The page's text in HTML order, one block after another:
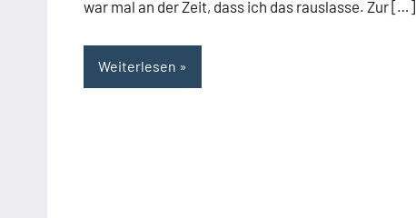
war mal an der Zeit, dass ich das rauslasse. Zur […]
Weiterlesen